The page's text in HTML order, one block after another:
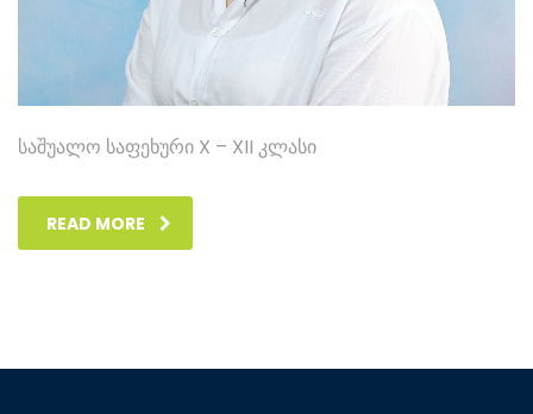
საშუალო საფეხური X – XII კლასი
READ MORE